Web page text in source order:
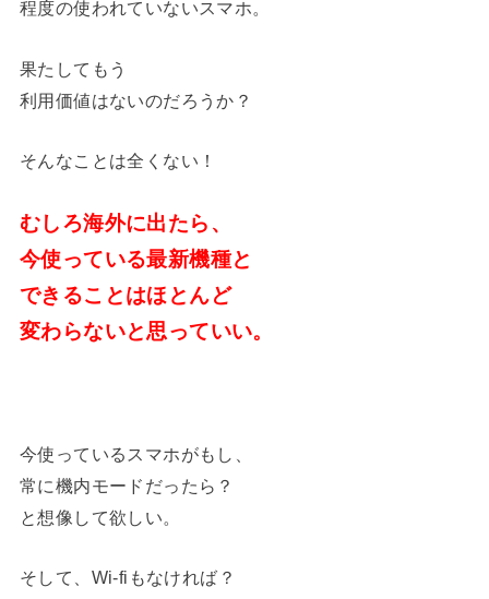
程度の使われていないスマホ。
果たしてもう
利用価値はないのだろうか？
そんなことは全くない！
むしろ海外に出たら、
今使っている最新機種と
できることはほとんど
変わらないと思っていい。
今使っているスマホがもし、
常に機内モードだったら？
と想像して欲しい。
そして、Wi-fiもなければ？